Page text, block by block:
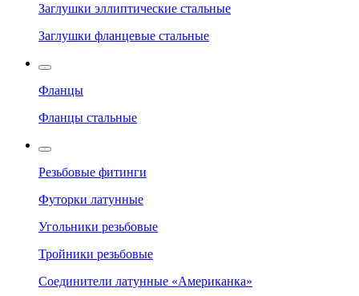
Заглушки эллиптические стальные
Заглушки фланцевые стальные
Фланцы
Фланцы стальные
Резьбовые фитинги
Футорки латунные
Угольники резьбовые
Тройники резьбовые
Соединители латунные «Американка»